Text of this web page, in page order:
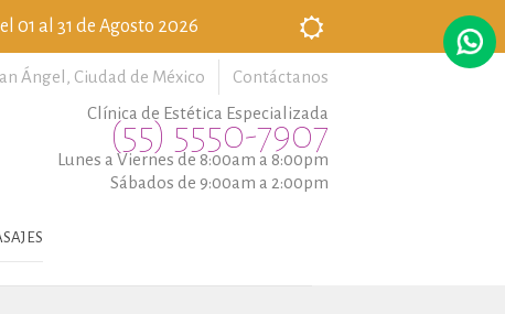
01 al 31 de Agosto 2026
Contáctanos
Ángel, Ciudad de México
Clínica de Estética Especializada
(55) 5550-7907
Lunes a Viernes de 8:00am a 8:00pm
Sábados de 9:00am a 2:00pm